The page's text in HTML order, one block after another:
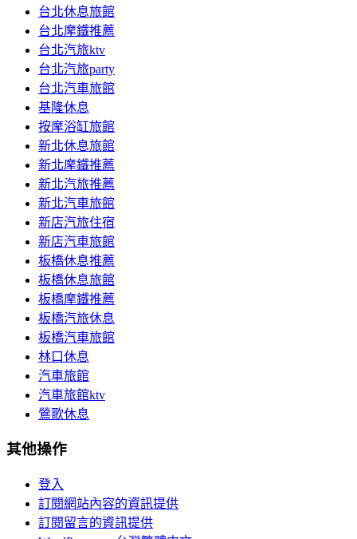
台北休息旅館
台北摩鐵推薦
台北汽旅ktv
台北汽旅party
台北汽車旅館
基隆休息
按摩浴缸旅館
新北休息旅館
新北摩鐵推薦
新北汽旅推薦
新北汽車旅館
新店汽旅住宿
新店汽車旅館
板橋休息推薦
板橋休息旅館
板橋摩鐵推薦
板橋汽旅休息
板橋汽車旅館
林口休息
汽車旅館
汽車旅館ktv
鶯歌休息
其他操作
登入
訂閱網站內容的資訊提供
訂閱留言的資訊提供